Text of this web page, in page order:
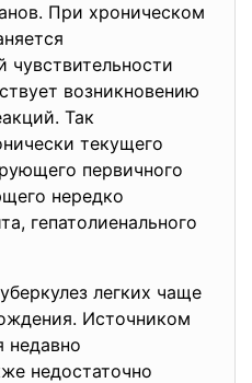
При хроническом
возникновению
Так
текущего
первичного
нередко
гепатолиенального
легких чаще
Источником
недавно
недостаточно